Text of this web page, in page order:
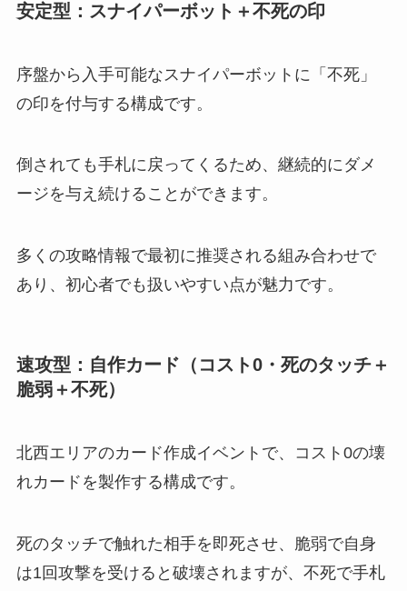
安定型：スナイパーボット＋不死の印
序盤から入手可能なスナイパーボットに「不死」
の印を付与する構成です。
倒されても手札に戻ってくるため、継続的にダメ
ージを与え続けることができます。
多くの攻略情報で最初に推奨される組み合わせで
あり、初心者でも扱いやすい点が魅力です。
速攻型：自作カード（コスト0・死のタッチ＋
脆弱＋不死）
北西エリアのカード作成イベントで、コスト0の壊
れカードを製作する構成です。
死のタッチで触れた相手を即死させ、脆弱で自身
は1回攻撃を受けると破壊されますが、不死で手札